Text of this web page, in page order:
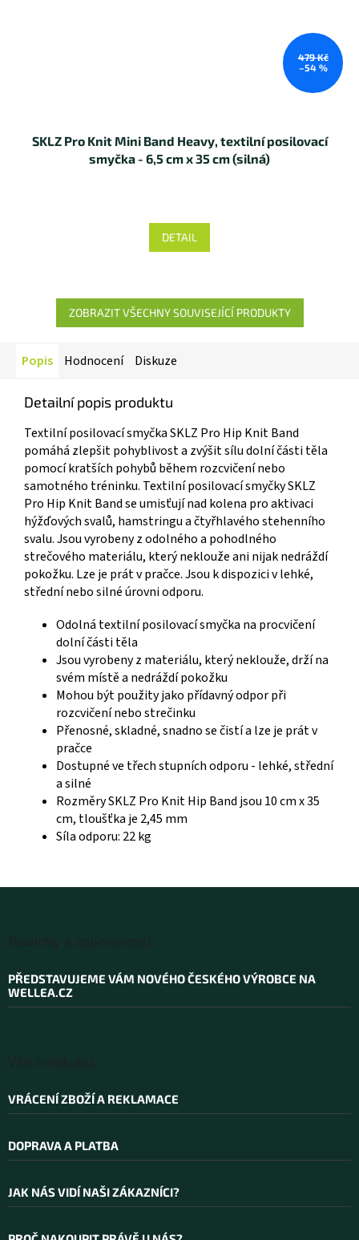
479 Kč
–54 %
SKLZ Pro Knit Mini Band Heavy, textilní posilovací
smyčka - 6,5 cm x 35 cm (silná)
DETAIL
ZOBRAZIT VŠECHNY SOUVISEJÍCÍ PRODUKTY
Popis Hodnocení Diskuze
Detailní popis produktu
Textilní posilovací smyčka SKLZ Pro Hip Knit Band
pomáhá zlepšit pohyblivost a zvýšit sílu dolní části těla
pomocí kratších pohybů během rozcvičení nebo
samotného tréninku. Textilní posilovací smyčky SKLZ
Pro Hip Knit Band se umisťují nad kolena pro aktivaci
hýžďových svalů, hamstringu a čtyřhlavého stehenního
svalu. Jsou vyrobeny z odolného a pohodlného
strečového materiálu, který neklouže ani nijak nedráždí
pokožku. Lze je prát v pračce. Jsou k dispozici v lehké,
střední nebo silné úrovni odporu.
Odolná textilní posilovací smyčka na procvičení
dolní části těla
Jsou vyrobeny z materiálu, který neklouže, drží na
svém místě a nedráždí pokožku
Mohou být použity jako přídavný odpor při
rozcvičení nebo strečinku
Přenosné, skladné, snadno se čistí a lze je prát v
pračce
Dostupné ve třech stupních odporu - lehké, střední
a silné
Rozměry SKLZ Pro Knit Hip Band jsou 10 cm x 35
cm, tloušťka je 2,45 mm
Síla odporu: 22 kg
PŘEDSTAVUJEME VÁM NOVÉHO ČESKÉHO VÝROBCE NA
WELLEA.CZ
VRÁCENÍ ZBOŽÍ A REKLAMACE
DOPRAVA A PLATBA
JAK NÁS VIDÍ NAŠI ZÁKAZNÍCI?